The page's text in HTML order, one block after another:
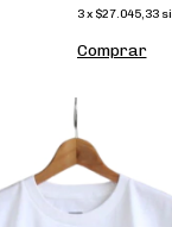
3 x $27.045,33
Comprar